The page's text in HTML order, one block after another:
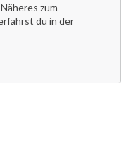
zum
du in der